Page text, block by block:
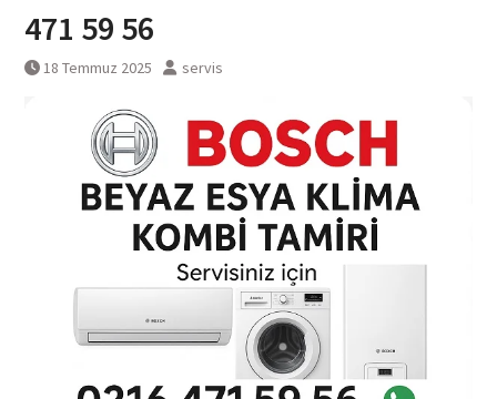
471 59 56
18 Temmuz 2025 servis